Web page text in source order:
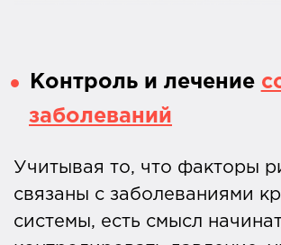
Контроль и лечение
заболеваний
Учитывая то, что факторы
связаны с заболеваниями
системы, есть смысл